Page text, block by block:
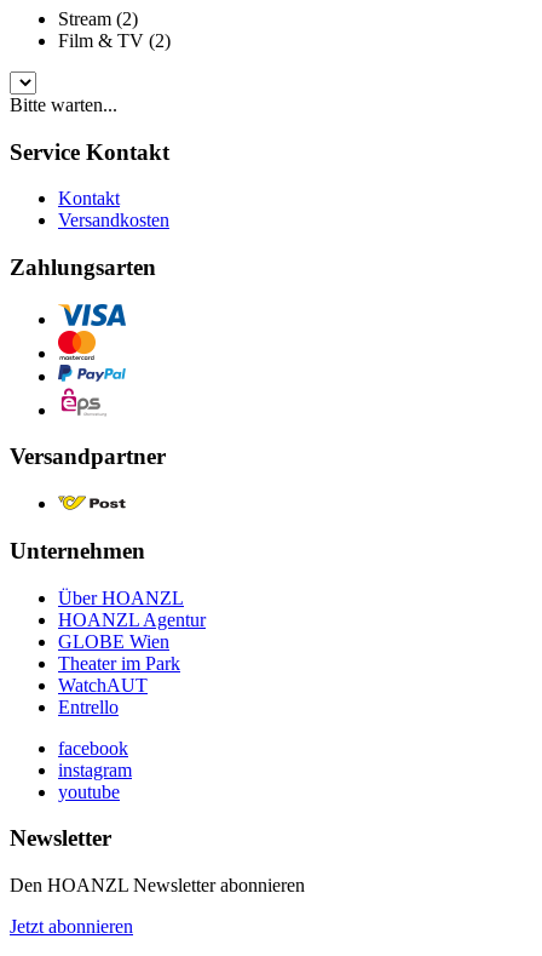
Stream (2)
Film & TV (2)
Bitte warten...
Service Kontakt
Kontakt
Versandkosten
Zahlungsarten
Versandpartner
Unternehmen
Über HOANZL
HOANZL Agentur
GLOBE Wien
Theater im Park
WatchAUT
Entrello
facebook
instagram
youtube
Newsletter
Den HOANZL Newsletter abonnieren
Jetzt abonnieren